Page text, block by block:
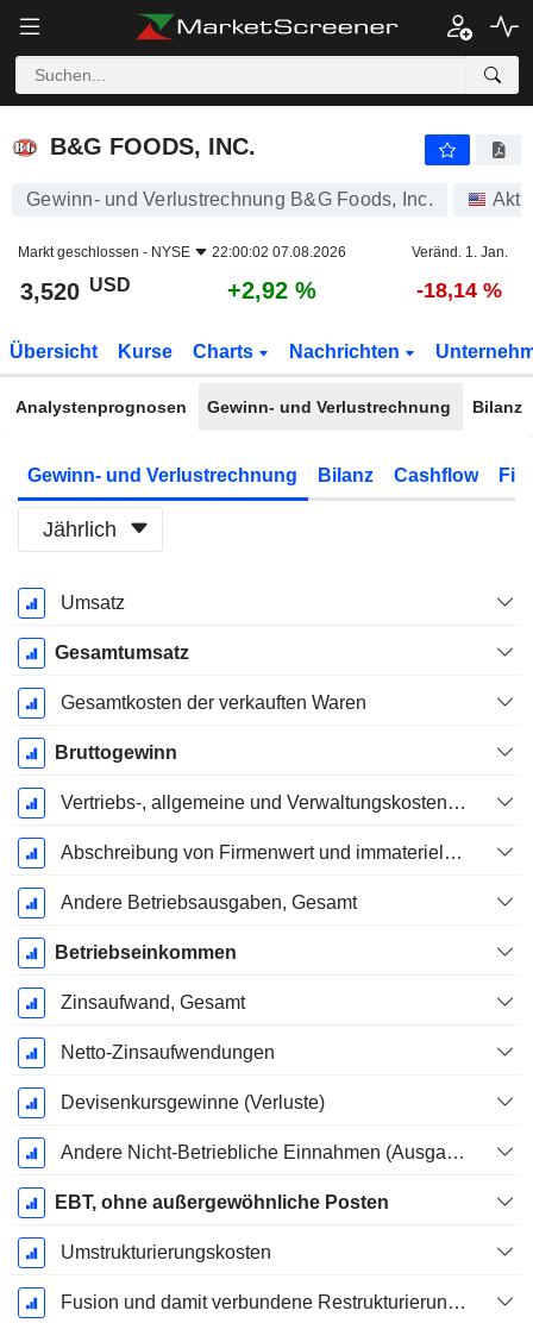
B&G FOODS, INC.
B&G FOODS, INC.
Gewinn- und Verlustrechnung B&G Foods, Inc.
Markt geschlossen - NYSE 22:00:02 07.08.2026 Veränd. 1. Jan.
3,520 USD +2,92 % -18,14 %
Übersicht Kurse Charts Nachrichten
Analystenprognosen Gewinn- und Verlustrechnung Bilanz
Gewinn- und Verlustrechnung Bilanz Cashflow
Jährlich
Ende d.
Geschäftsjahres:
Januar
Umsatz
Gesamtumsatz
Gesamtkosten der verkauften Waren
Bruttogewinn
Vertriebs-, allgemeine und Verwaltungskosten, Gesamt
Abschreibung von Firmenwert und immateriellen Vermögenswerten - (GuV)
Andere Betriebsausgaben, Gesamt
Betriebseinkommen
Zinsaufwand, Gesamt
Netto-Zinsaufwendungen
Devisenkursgewinne (Verluste)
Andere Nicht-Betriebliche Einnahmen (Ausgaben)
EBT, ohne außergewöhnliche Posten
Umstrukturierungskosten
Fusion und damit verbundene Restrukturierungskosten